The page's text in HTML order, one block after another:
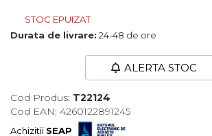
imbracaminte si incaltaminte
Maturi, Mopuri, Galeti &
Microscoape
STOC EPUIZAT
Durata de livrare: 24-48 de ore
ALERTA STOC
Cod Produs: T22124
Cod EAN: 4260122891245
Achizitii SEAP